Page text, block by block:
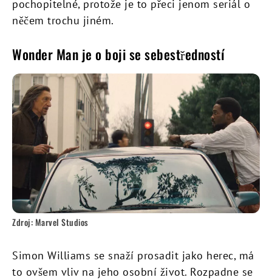
pochopitelné, protože je to přeci jenom seriál o
něčem trochu jiném.
Wonder Man je o boji se sebestředností
Zdroj: Marvel Studios
Simon Williams se snaží prosadit jako herec, má
to ovšem vliv na jeho osobní život. Rozpadne se